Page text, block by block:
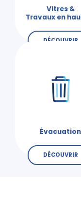
Vitres &
Travaux en
DÉCOUVRIR
Évacuation
DÉCOUVRIR